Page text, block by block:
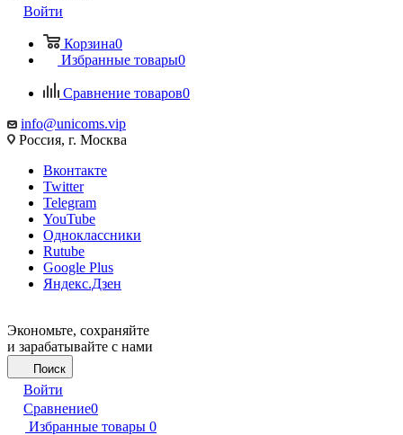
Войти
Корзина0
Избранные товары0
Сравнение товаров0
info@unicoms.vip
Россия, г. Москва
Вконтакте
Twitter
Telegram
YouTube
Одноклассники
Rutube
Google Plus
Яндекс.Дзен
Экономьте, сохраняйте
и зарабатывайте с нами
Поиск
Войти
Сравнение0
Избранные товары 0